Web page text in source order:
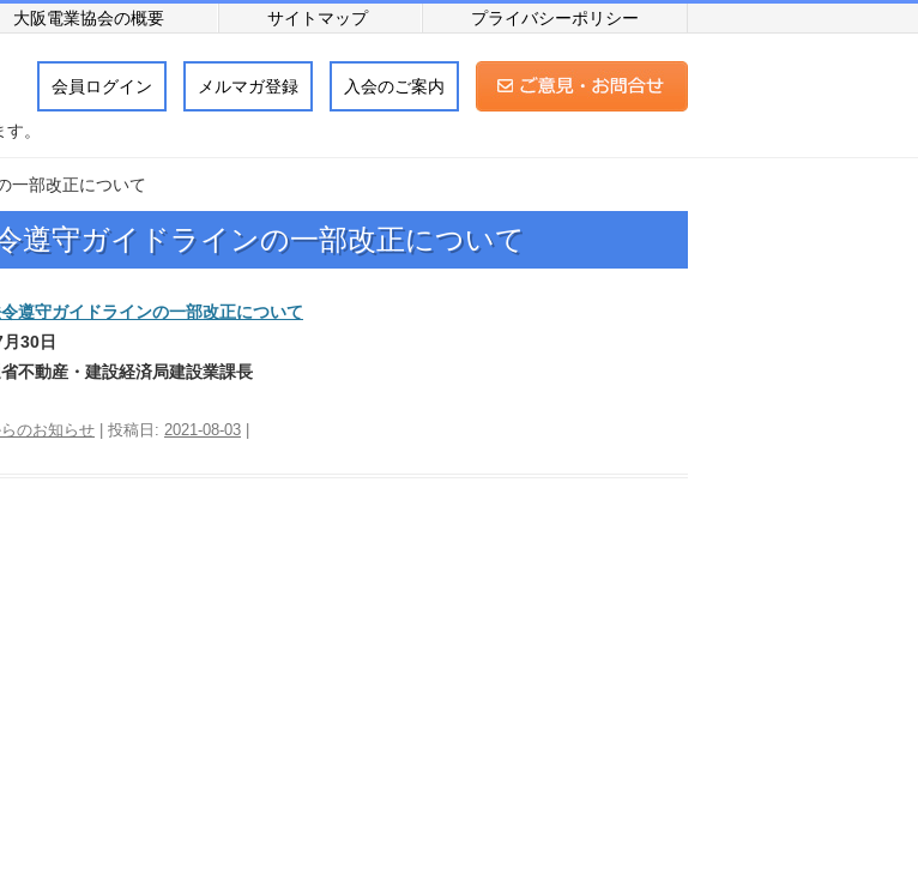
大阪電業協会の概要 サイトマップ プライバシーポリシー
。
会員ログイン メルマガ登録 入会のご案内
一部改正について
遵守ガイドラインの一部改正について
遵守ガイドラインの一部改正について
30日
不動産・建設経済局建設業課長
のお知らせ | 投稿日: 2021-08-03